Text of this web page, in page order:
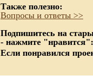
Также полезно:
Вопросы и ответы >>
Подпишитесь на
- нажмите "нравится":
Если понравился